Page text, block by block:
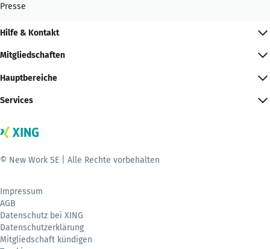
Presse
Hilfe & Kontakt
Mitgliedschaften
Hauptbereiche
Services
© New Work SE | Alle Rechte vorbehalten
Impressum
AGB
Datenschutz bei XING
Datenschutzerklärung
Mitgliedschaft kündigen